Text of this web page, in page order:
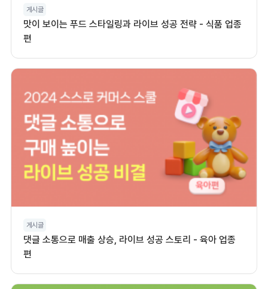
게시글
맛이 보이는 푸드 스타일링과 라이브 성공 전략 - 식품 업종
편
게시글
댓글 소통으로 매출 상승, 라이브 성공 스토리 - 육아 업종
편